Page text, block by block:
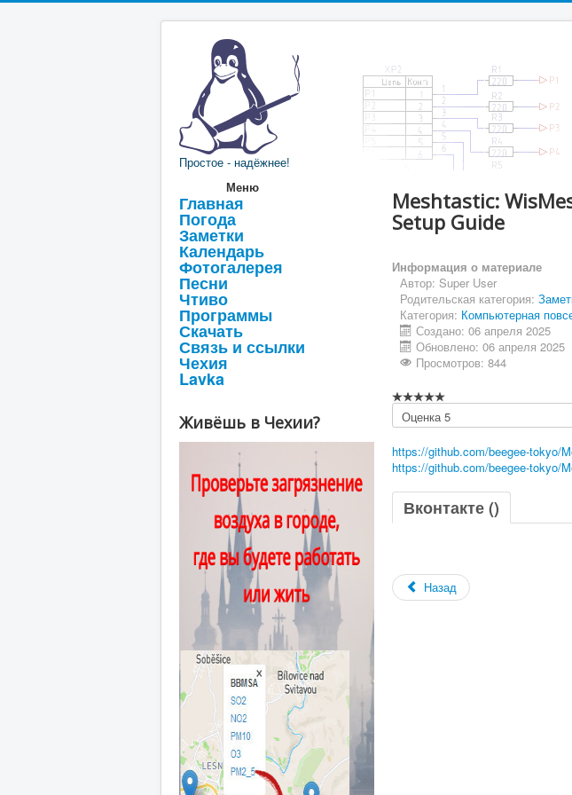
Простое - надёжнее!
Меню
Главная
Погода
Заметки
Календарь
Фотогалерея
Песни
Чтиво
Программы
Скачать
Связь и ссылки
Чехия
Lavka
Живёшь в Чехии?
Meshtastic:
Setup Guide
Информация о материале
Автор: Super User
Родительская категория:
Категория: Компьютерная
Создано: 06 апреля 2025
Обновлено: 06 апреля 2025
Просмотров: 844
Пожалуйста,
оцените
https://github.com/beegee-tokyo/
https://github.com/beegee-tokyo/
Вконтакте ()
Назад